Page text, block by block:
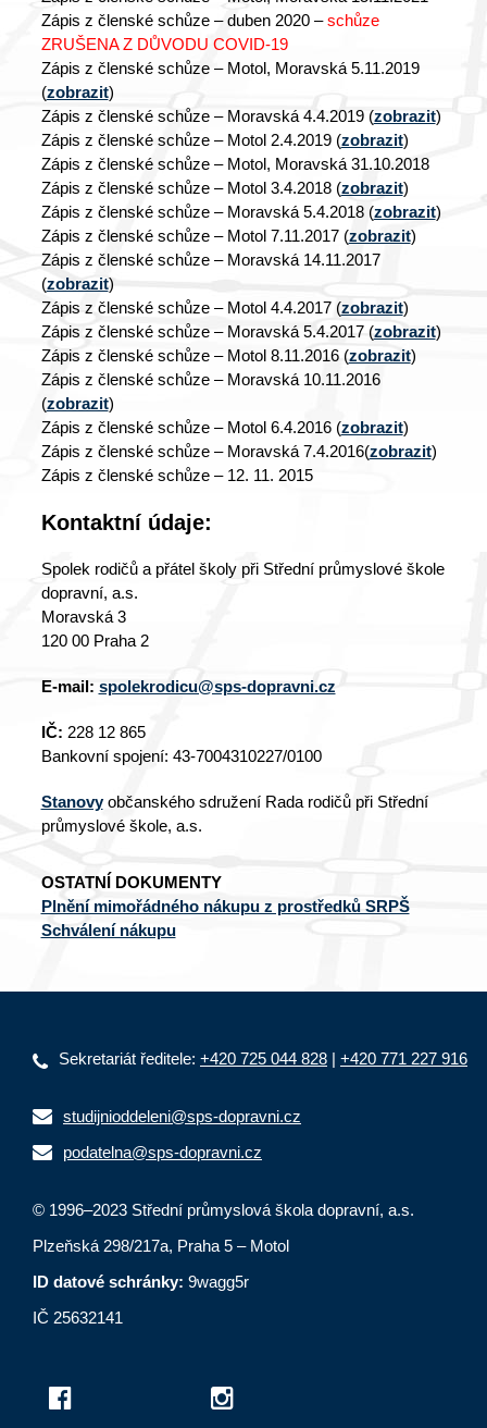
Zápis z členské schůze – duben 2020 –schůze
ZRUŠENA Z DŮVODU COVID-19
Zápis z členské schůze – Motol, Moravská 5.11.2019
(zobrazit)
Zápis z členské schůze – Moravská 4.4.2019 (zobrazit)
Zápis z členské schůze – Motol 2.4.2019 (zobrazit)
Zápis z členské schůze – Motol, Moravská 31.10.2018
Zápis z členské schůze – Motol 3.4.2018 (zobrazit)
Zápis z členské schůze – Moravská 5.4.2018 (zobrazit)
Zápis z členské schůze – Motol 7.11.2017 (zobrazit)
Zápis z členské schůze – Moravská 14.11.2017
(zobrazit)
Zápis z členské schůze – Motol 4.4.2017 (zobrazit)
Zápis z členské schůze – Moravská 5.4.2017 (zobrazit)
Zápis z členské schůze – Motol 8.11.2016 (zobrazit)
Zápis z členské schůze – Moravská 10.11.2016
(zobrazit)
Zápis z členské schůze – Motol 6.4.2016 (zobrazit)
Zápis z členské schůze – Moravská 7.4.2016(zobrazit)
Zápis z členské schůze – 12. 11. 2015
Kontaktní údaje:
Spolek rodičů a přátel školy při Střední průmyslové škole
dopravní, a.s.
Moravská 3
120 00 Praha 2
E-mail: spolekrodicu@sps-dopravni.cz
IČ: 228 12 865
Bankovní spojení: 43-7004310227/0100
Stanovyobčanského sdružení Rada rodičů při Střední
průmyslové škole, a.s.
OSTATNÍ DOKUMENTY
Plnění mimořádného nákupu z prostředků SRPŠ
Schválení nákupu
Sekretariát ředitele: +420 725 044 828 | +420 771 227 916
studijnioddeleni@sps-dopravni.cz
podatelna@sps-dopravni.cz
© 1996–2023 Střední průmyslová škola dopravní, a.s.
Plzeňská 298/217a, Praha 5 – Motol
ID datové schránky: 9wagg5r
IČ 25632141